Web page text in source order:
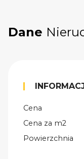
Dane
Cena
Cena za m2
Powierzchnia